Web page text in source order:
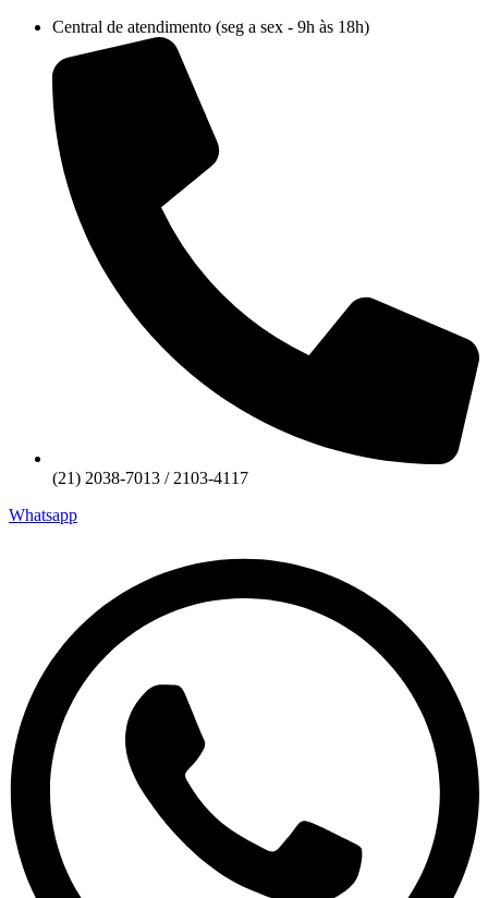
conteúdo
Central de atendimento (seg a sex - 9h às 18h)
(21) 2038-7013 / 2103-4117
Whatsapp